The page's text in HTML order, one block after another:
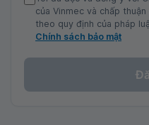
của Vinmec và chấp
theo quy định của pháp
Chính sách bảo mật